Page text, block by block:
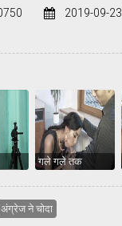
2019-09-23
गले गले तक
अंग्रेज ने चोदा